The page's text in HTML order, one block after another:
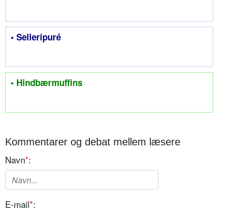
• Selleripuré
• Hindbærmuffins
Kommentarer og debat mellem læsere
Navn*:
E-mail*: